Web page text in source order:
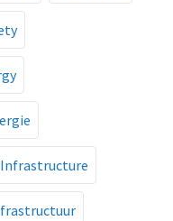
Infrastructure